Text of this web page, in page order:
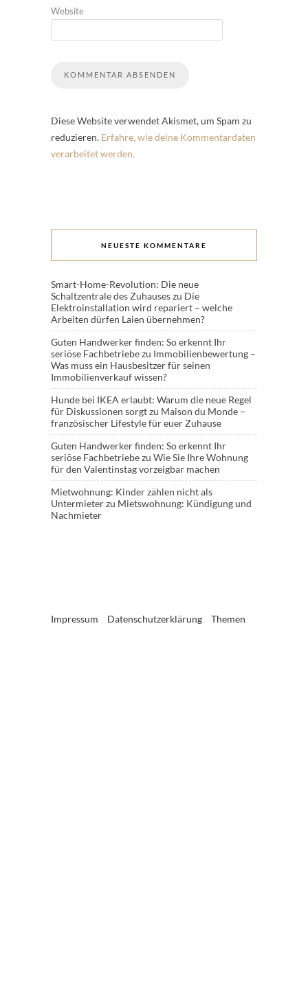
Website
Diese Website verwendet Akismet, um Spam zu
reduzieren. Erfahre, wie deine Kommentardaten
verarbeitet werden.
NEUESTE KOMMENTARE
Smart-Home-Revolution: Die neue
Schaltzentrale des Zuhauseszu Die
Elektroinstallation wird repariert – welche
Arbeiten dürfen Laien übernehmen?
Guten Handwerker finden: So erkennt Ihr
seriöse Fachbetriebezu Immobilienbewertung –
Was muss ein Hausbesitzer für seinen
Immobilienverkauf wissen?
Hunde bei IKEA erlaubt: Warum die neue Regel
für Diskussionen sorgtzu Maison du Monde –
französischer Lifestyle für euer Zuhause
Guten Handwerker finden: So erkennt Ihr
seriöse Fachbetriebezu Wie Sie Ihre Wohnung
für den Valentinstag vorzeigbar machen
Mietwohnung: Kinder zählen nicht als
Untermieterzu Mietswohnung: Kündigung und
Nachmieter
Impressum Datenschutzerklärung Themen